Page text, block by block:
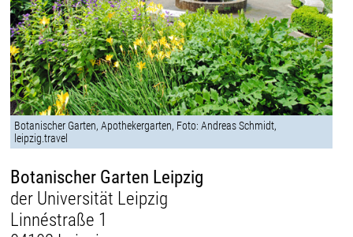
Botanischer Garten, Apothekergarten, Foto: Andreas Schmidt,
leipzig.travel
Botanischer Garten Leipzig
der Universität Leipzig
Linnéstraße 1